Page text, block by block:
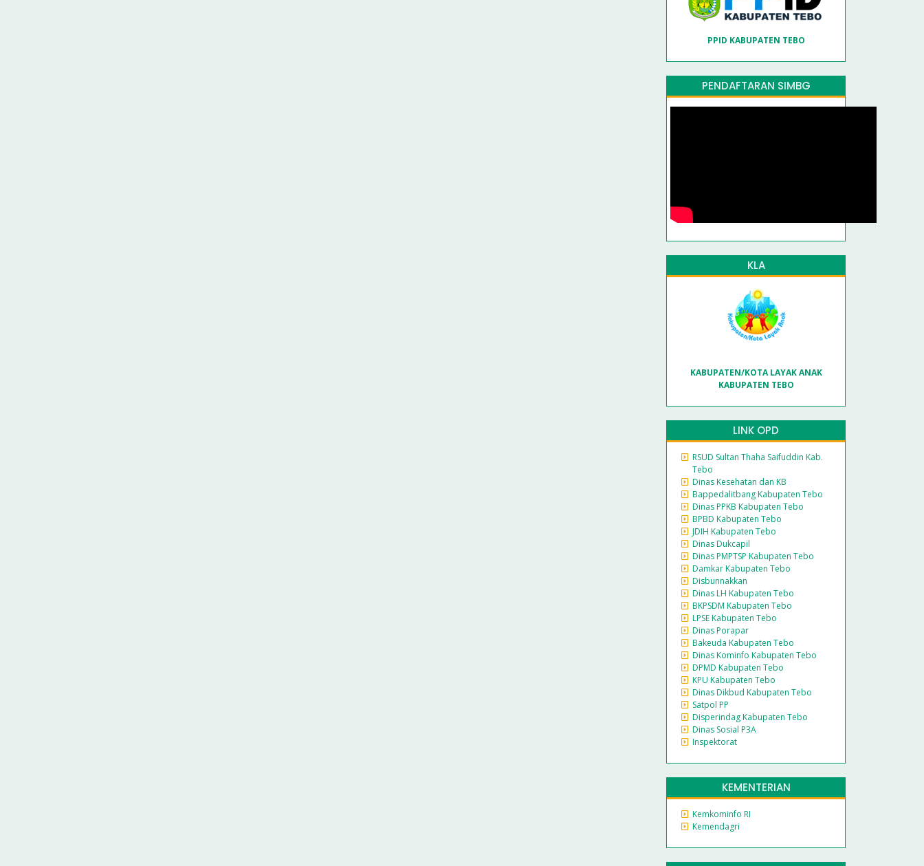
PPID KABUPATEN TEBO
PENDAFTARAN SIMBG
KLA
KABUPATEN/KOTA LAYAK ANAK
KABUPATEN TEBO
LINK OPD
RSUD Sultan Thaha Saifuddin Kab.
Tebo
Dinas Kesehatan dan KB
Bappedalitbang Kabupaten Tebo
Dinas PPKB Kabupaten Tebo
BPBD Kabupaten Tebo
JDIH Kabupaten Tebo
Dinas Dukcapil
Dinas PMPTSP Kabupaten Tebo
Damkar Kabupaten Tebo
Disbunnakkan
Dinas LH Kabupaten Tebo
BKPSDM Kabupaten Tebo
LPSE Kabupaten Tebo
Dinas Porapar
Bakeuda Kabupaten Tebo
Dinas Kominfo Kabupaten Tebo
DPMD Kabupaten Tebo
KPU Kabupaten Tebo
Dinas Dikbud Kabupaten Tebo
Satpol PP
Disperindag Kabupaten Tebo
Dinas Sosial P3A
Inspektorat
KEMENTERIAN
Kemkominfo RI
Kemendagri